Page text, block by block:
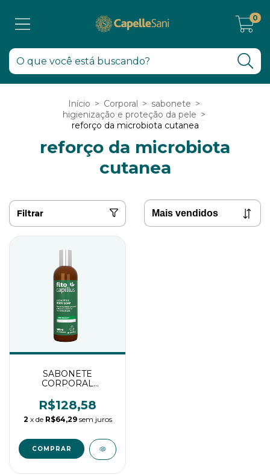
0
Início > Corporal > sabonete >
higienização e proteção da pele >
reforço da microbiota cutanea
reforço da microbiota
cutanea
Filtrar
SABONETE
CORPORAL
EUCALYPTUS BODY
SOAP 360ML
R$128,58
2 x de R$64,29 sem juros